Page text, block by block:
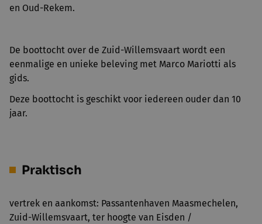
en Oud-Rekem.
De boottocht over de Zuid-Willemsvaart wordt een
eenmalige en unieke beleving met Marco Mariotti als
gids.
Deze boottocht is geschikt voor iedereen ouder dan 10
jaar.
Praktisch
vertrek en aankomst: Passantenhaven Maasmechelen,
Zuid-Willemsvaart, ter hoogte van Eisden /